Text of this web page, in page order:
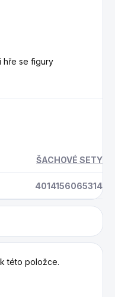
hře se figury
ŠACHOVÉ SETY
4014156065314
této položce.